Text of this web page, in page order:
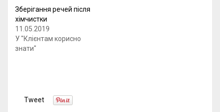
Зберігання речей після
хімчистки
11.05.2019
У "Клієнтам корисно
знати"
Tweet